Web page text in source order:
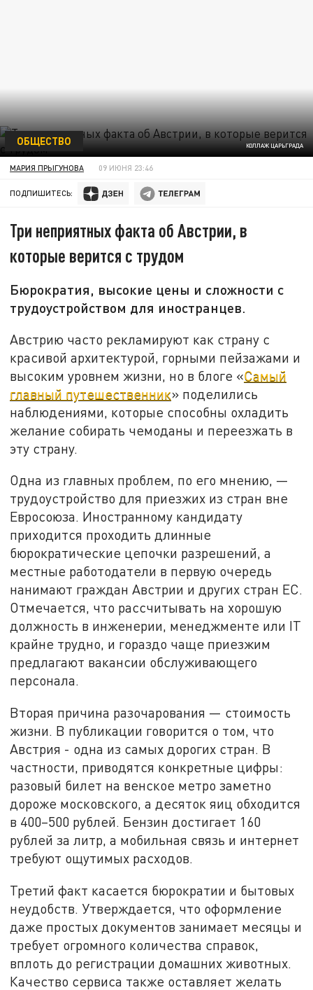
КОЛЛАЖ ЦАРЬГРАДА
ОБЩЕСТВО
МАРИЯ ПРЫГУНОВА 09 ИЮНЯ 23:46
ПОДПИШИТЕСЬ:
Три неприятных факта об Австрии, в
которые верится с трудом
Бюрократия, высокие цены и сложности с
трудоустройством для иностранцев.
Австрию часто рекламируют как страну с
красивой архитектурой, горными пейзажами и
высоким уровнем жизни, но в блоге «Самый
главный путешественник» поделились
наблюдениями, которые способны охладить
желание собирать чемоданы и переезжать в
эту страну.
Одна из главных проблем, по его мнению, —
трудоустройство для приезжих из стран вне
Евросоюза. Иностранному кандидату
приходится проходить длинные
бюрократические цепочки разрешений, а
местные работодатели в первую очередь
нанимают граждан Австрии и других стран ЕС.
Отмечается, что рассчитывать на хорошую
должность в инженерии, менеджменте или IT
крайне трудно, и гораздо чаще приезжим
предлагают вакансии обслуживающего
персонала.
Вторая причина разочарования — стоимость
жизни. В публикации говорится о том, что
Австрия - одна из самых дорогих стран. В
частности, приводятся конкретные цифры:
разовый билет на венское метро заметно
дороже московского, а десяток яиц обходится
в 400–500 рублей. Бензин достигает 160
рублей за литр, а мобильная связь и интернет
требуют ощутимых расходов.
Третий факт касается бюрократии и бытовых
неудобств. Утверждается, что оформление
даже простых документов занимает месяцы и
требует огромного количества справок,
вплоть до регистрации домашних животных.
Качество сервиса также оставляет желать